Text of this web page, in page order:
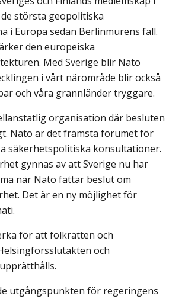
största geopolitiska
i Europa sedan Berlinmurens fall.
den europeiska
Med Sverige blir Nato
i vårt närområde blir också
och våra grannländer tryggare.
organisation där besluten
Nato är det främsta forumet för
säkerhetspolitiska konsulta­tioner.
gynnas av att Sverige nu har
när Nato fattar beslut om
Det är en ny möjlighet för
för att folkrätten och
och
utgångspunkten för regeringens